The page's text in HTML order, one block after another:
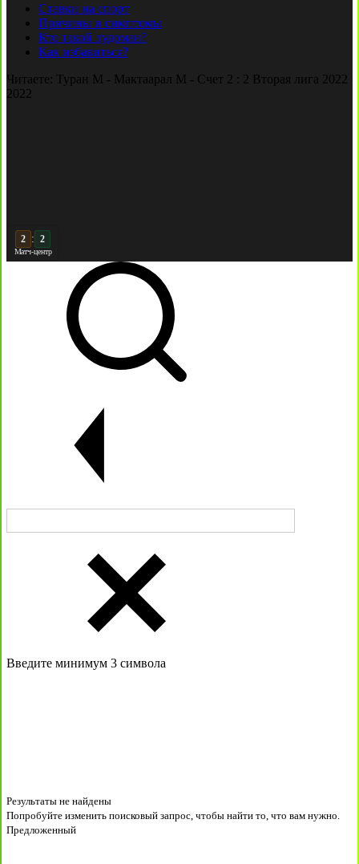
Ставки на спорт
Причины и симптомы
Кто такой лудоман?
Как избавиться?
Читаете: Туран М - Мактаарал М - Счет 2 : 2 Вторая лига 2022
2022
3 : 2
Матч-центр
Введите минимум 3 символа
Результаты не найдены
Попробуйте изменить поисковый запрос, чтобы найти то, что вам нужно.
Предложенный